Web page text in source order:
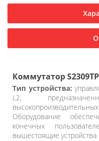
Коммутатор
Тип устройства:
L2,
Оборудование
конечных
вышестоящие устройства